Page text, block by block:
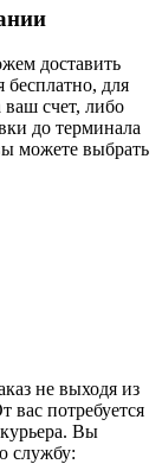
доставить
бесплатно, для
ваш счет, либо
до терминала
можете выбрать
не выходя из
вас потребуется
Вы
службу: